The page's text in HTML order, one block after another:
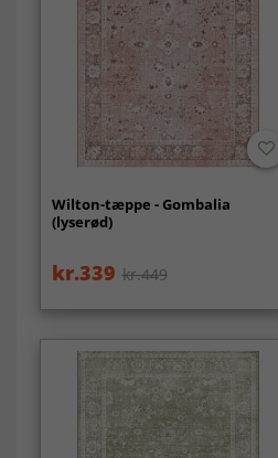
Wilton-tæppe - Gombalia
(lyserød)
kr.339 kr.449